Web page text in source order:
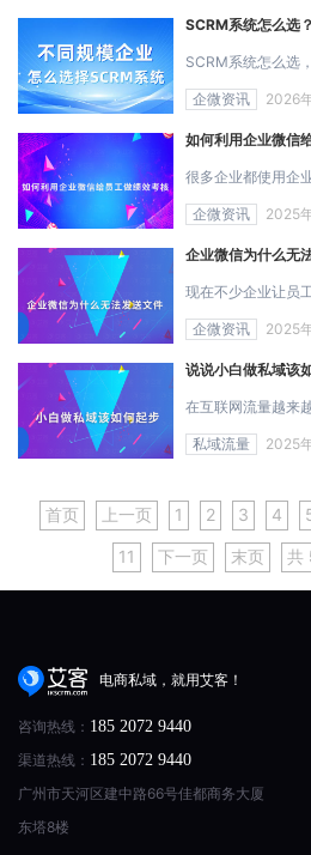
SCRM系统怎么选
企微资讯 2026
如何利用企业微信
企微资讯 2025
企业微信为什么无
企微资讯 2025
说说小白做私域该
私域流量 2025
首页 上一页 1 2 3 4
11 下一页 末页 共
电商私域，就用艾客！
咨询热线： 185 2072 9440
渠道热线： 185 2072 9440
广州市天河区建中路66号佳都商务大厦
东塔8楼